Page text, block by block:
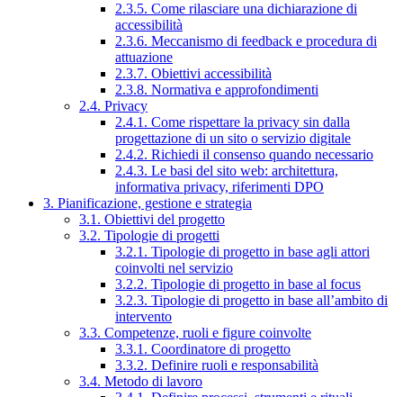
2.3.5. Come rilasciare una dichiarazione di
accessibilità
2.3.6. Meccanismo di feedback e procedura di
attuazione
2.3.7. Obiettivi accessibilità
2.3.8. Normativa e approfondimenti
2.4. Privacy
2.4.1. Come rispettare la privacy sin dalla
progettazione di un sito o servizio digitale
2.4.2. Richiedi il consenso quando necessario
2.4.3. Le basi del sito web: architettura,
informativa privacy, riferimenti DPO
3. Pianificazione, gestione e strategia
3.1. Obiettivi del progetto
3.2. Tipologie di progetti
3.2.1. Tipologie di progetto in base agli attori
coinvolti nel servizio
3.2.2. Tipologie di progetto in base al focus
3.2.3. Tipologie di progetto in base all’ambito di
intervento
3.3. Competenze, ruoli e figure coinvolte
3.3.1. Coordinatore di progetto
3.3.2. Definire ruoli e responsabilità
3.4. Metodo di lavoro